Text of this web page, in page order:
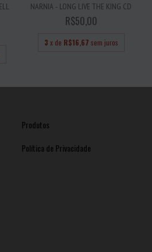
NARNIA - LONG LIVE THE KING CD
R$50,00
3 x de R$16,67 sem juros
Produtos
Política de Privacidade